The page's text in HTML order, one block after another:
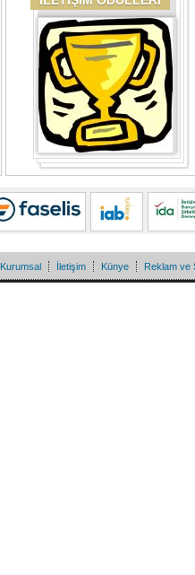
Kurumsal İletişim Künye Reklam ve